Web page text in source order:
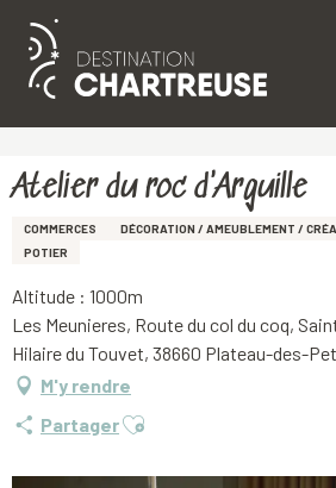
Aller
principal
Atelier du roc d'Arguille
COMMERCES DÉCORATION / AMEUBLEMENT /
POTIER
Altitude : 1000m
Les Meunieres, Route du col du coq,
Hilaire du Touvet, 38660 Plateau-des-
M'y rendre
PartagerAjouter aux favoris